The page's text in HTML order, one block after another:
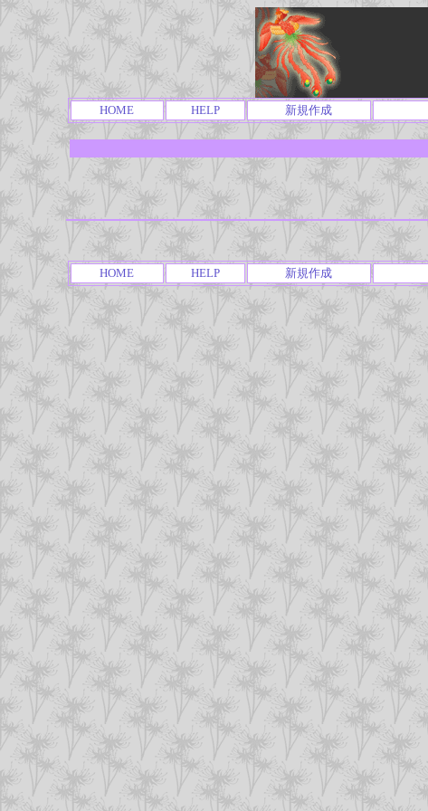
HOME HELP 新規作成
HOME HELP 新規作成